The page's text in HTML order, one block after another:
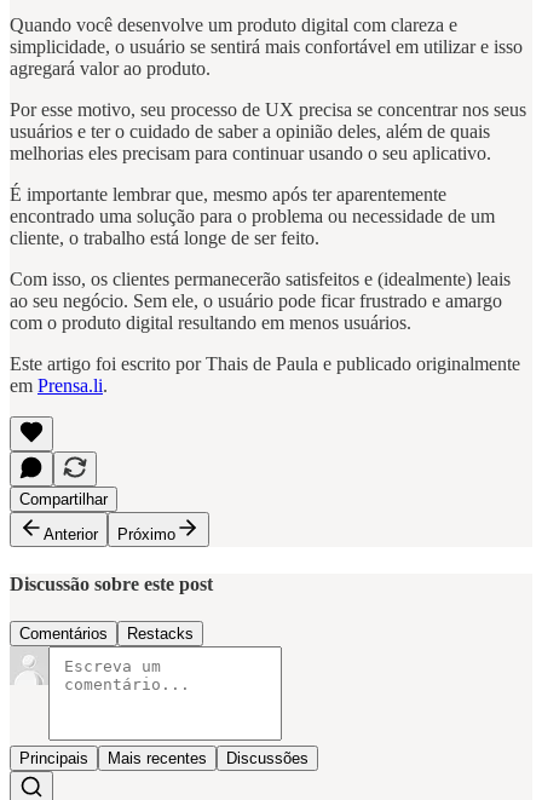
Quando você desenvolve um produto digital com clareza e
simplicidade, o usuário se sentirá mais confortável em utilizar e isso
agregará valor ao produto.
Por esse motivo, seu processo de UX precisa se concentrar nos seus
usuários e ter o cuidado de saber a opinião deles, além de quais
melhorias eles precisam para continuar usando o seu aplicativo.
É importante lembrar que, mesmo após ter aparentemente
encontrado uma solução para o problema ou necessidade de um
cliente, o trabalho está longe de ser feito.
Com isso, os clientes permanecerão satisfeitos e (idealmente) leais
ao seu negócio. Sem ele, o usuário pode ficar frustrado e amargo
com o produto digital resultando em menos usuários.
Este artigo foi escrito por Thais de Paula e publicado originalmente
em Prensa.li.
Compartilhar
Anterior
Próximo
Discussão sobre este post
Comentários Restacks
Principais Mais recentes Discussões